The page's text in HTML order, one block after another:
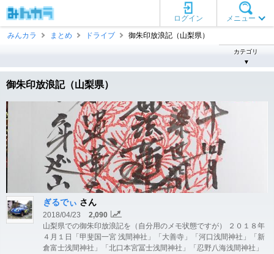
メニュー
ログイン
みんカラ
まとめ ドライブ 御朱印放浪記（山梨県）
カテゴリ
▼
御朱印放浪記（山梨県）
ぎるでぃ さん
2018/04/23
2,090
山梨県での御朱印放浪記を（自分用のメモ状態ですが） ２０１８年
４月１日「甲斐国一宮 浅間神社」「大善寺」「河口浅間神社」「新
倉富士浅間神社」「北口本宮冨士浅間神社」「忍野八海浅間神社」